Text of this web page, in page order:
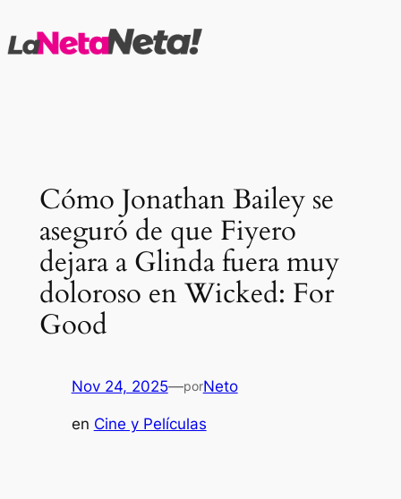
al
Cómo Jonathan Bailey se
aseguró de que Fiyero
dejara a Glinda fuera muy
doloroso en Wicked: For
Good
Nov 24, 2025—porNeto
en Cine y Películas